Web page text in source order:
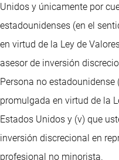
Unidos y únicamente por
estadounidenses (en el
en virtud de la Ley de
asesor de inversión
Persona no estadounidense
promulgada en virtud de la
Estados Unidos y (v) que
inversión discrecional en
profesional no minorista.